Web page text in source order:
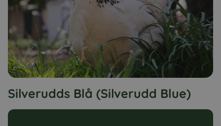
Silverudds Blå (Silverudd Blue)